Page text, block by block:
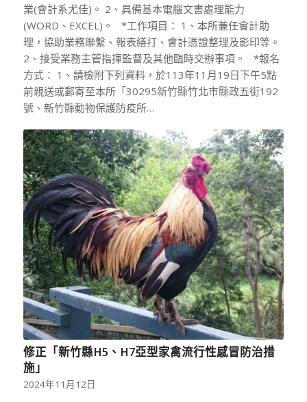
業(會計系尤佳)。 2、具備基本電腦文書處理能力
(WORD、EXCEL)。 *工作項目： 1、本所兼任會計助
理，協助業務聯繫、報表繕打、會計憑證整理及影印等。
2、接受業務主管指揮監督及其他臨時交辦事項。 *報名
方式： 1、請檢附下列資料，於113年11月19日下午5點
前親送或郵寄至本所「30295新竹縣竹北市縣政五街192
號、新竹縣動物保護防疫所…
修正「新竹縣H5、H7亞型家禽流行性感冒防治措
施」
2024年11月12日